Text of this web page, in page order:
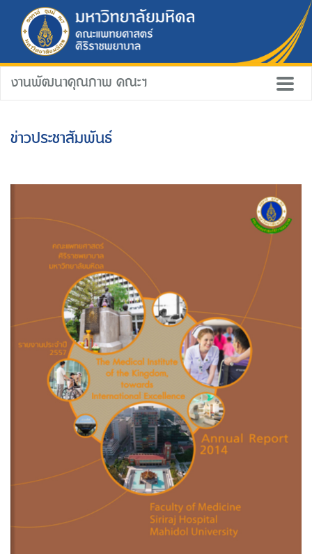
งานพัฒนาคุณภาพ คณะฯ
ข่าวประชาสัมพันธ์